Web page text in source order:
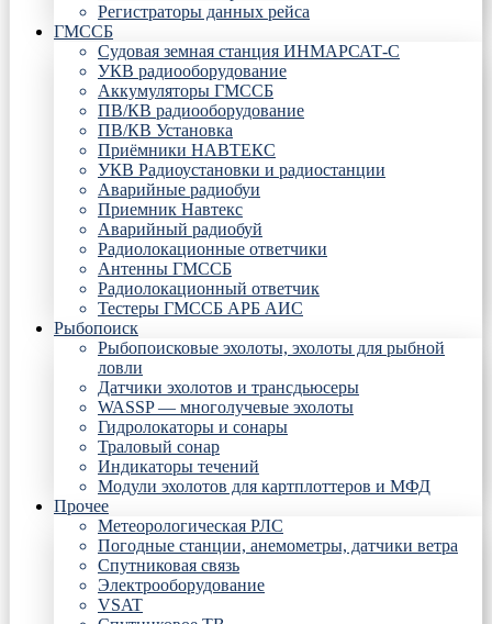
Регистраторы данных рейса
ГМССБ
Судовая земная станция ИНМАРСАТ-С
УКВ радиооборудование
Аккумуляторы ГМССБ
ПВ/КВ радиооборудование
ПВ/КВ Установка
Приёмники НАВТЕКС
УКВ Радиоустановки и радиостанции
Аварийные радиобуи
Приемник Навтекс
Аварийный радиобуй
Радиолокационные ответчики
Антенны ГМССБ
Радиолокационный ответчик
Тестеры ГМССБ АРБ АИС
Рыбопоиск
Рыбопоисковые эхолоты, эхолоты для рыбной
ловли
Датчики эхолотов и трансдьюсеры
WASSP — многолучевые эхолоты
Гидролокаторы и сонары
Траловый сонар
Индикаторы течений
Модули эхолотов для картплоттеров и МФД
Прочее
Метеорологическая РЛС
Погодные станции, анемометры, датчики ветра
Спутниковая связь
Электрооборудование
VSAT